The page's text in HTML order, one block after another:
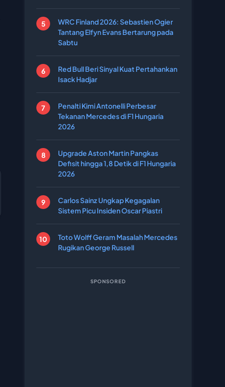
WRC Finland 2026: Sebastien Ogier
Tantang Elfyn Evans Bertarung pada
Sabtu
Red Bull Beri Sinyal Kuat Pertahankan
Isack Hadjar
Penalti Kimi Antonelli Perbesar
Tekanan Mercedes di F1 Hungaria
2026
Upgrade Aston Martin Pangkas
Defisit hingga 1,8 Detik di F1 Hungaria
2026
Carlos Sainz Ungkap Kegagalan
Sistem Picu Insiden Oscar Piastri
Toto Wolff Geram Masalah Mercedes
Rugikan George Russell
SPONSORED